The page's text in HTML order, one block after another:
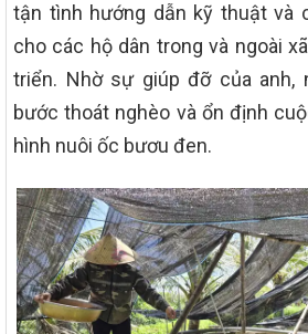
tận tình hướng dẫn kỹ thuật và
cho các hộ dân trong và ngoài
triển. Nhờ sự giúp đỡ của anh,
bước thoát nghèo và ổn định
hình nuôi ốc bươu đen.